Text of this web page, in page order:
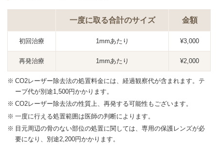
一度に取る合計のサイズ 金額
初回治療 1mmあたり ¥3,000
再発治療 1mmあたり ¥2,000
CO2レーザー除去法の処置料金には、経過観察代が含まれます。テ
ープ代が別途1,500円かかります。
CO2レーザー除去法の性質上、再発する可能性もございます。
一度に行える処置範囲は医師の判断によります。
目元周辺の骨のない部位の処置に関しては、専用の保護レンズが必
要になり、別途2,200円かかります。